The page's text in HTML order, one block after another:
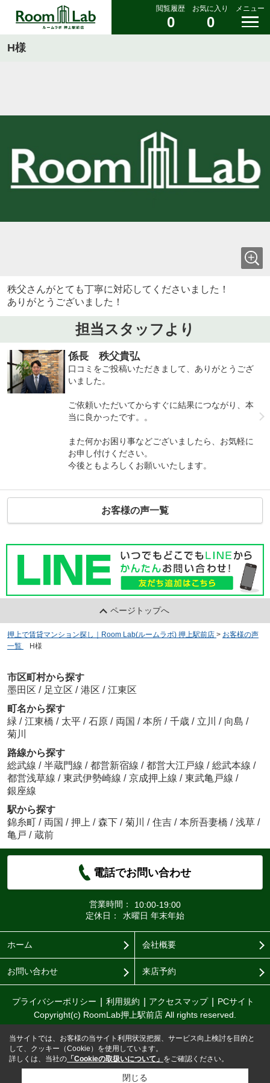
閲覧履歴
0
お気に入り
0
メニュー
H様
秩父さんがとても丁寧に対応してくださいました！
ありがとうございました！
担当スタッフより
係長 秩父貴弘
口コミをご投稿いただきまして、ありがとうござ
いました。
ご依頼いただいてからすぐに結果につながり、本
当に良かったです。。
また何かお困り事などございましたら、お気軽に
お申し付けください。
今後ともよろしくお願いいたします。
お客様の声一覧
ページトップへ
押上で賃貸マンション探し｜Room Lab(ルームラボ) 押上駅前店 > お客様の声
一覧
H様
市区町村から探す
墨田区 / 足立区 / 港区 / 江東区
町名から探す
緑 / 江東橋 / 太平 / 石原 / 両国 / 本所 / 千歳 / 立川 / 向島 /
菊川
路線から探す
総武線 / 半蔵門線 / 都営新宿線 / 都営大江戸線 / 総武本線 /
都営浅草線 / 東武伊勢崎線 / 京成押上線 / 東武亀戸線 /
銀座線
駅から探す
錦糸町 / 両国 / 押上 / 森下 / 菊川 / 住吉 / 本所吾妻橋 / 浅草 /
亀戸 / 蔵前
電話でお問い合わせ
営業時間：
10:00-19:00
定休日：
水曜日 年末年始
ホーム 会社概要
お問い合わせ 来店予約
プライバシーポリシー 利用規約 アクセスマップ
PCサイト
Copyright(c) RoomLab押上駅前店 All rights reserved.
当サイトでは、お客様の当サイト利用状況把握、サービス向上検討を目的と
して、クッキー（Cookie）を使用しています。
詳しくは、当社の 「Cookieの取扱いについて」 をご確認ください。
閉じる